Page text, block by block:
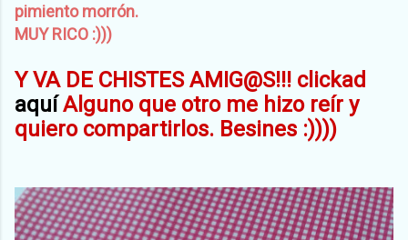
pimiento morrón.
MUY RICO :)))
Y VA DE CHISTES AMIG@S!!! clickad
aquí Alguno que otro me hizo reír y
quiero compartirlos. Besines :))))